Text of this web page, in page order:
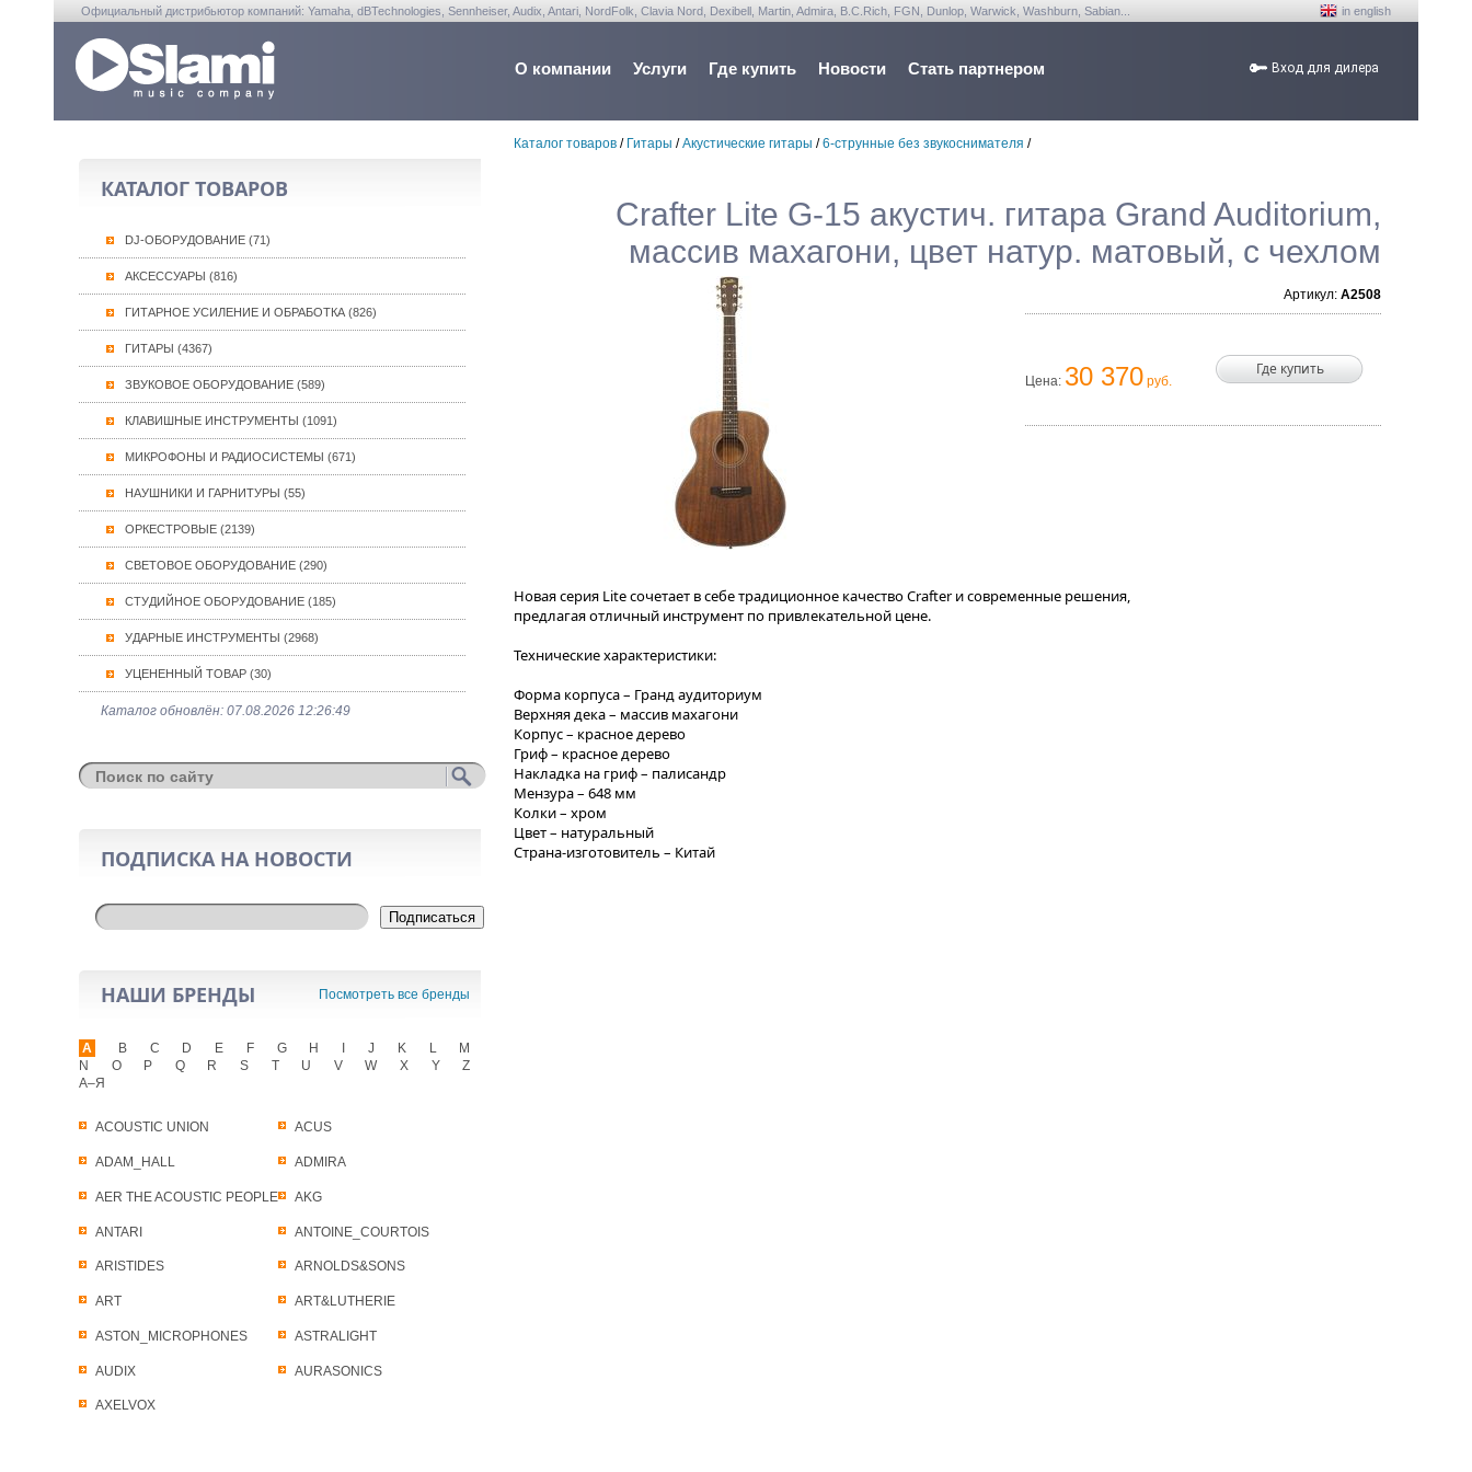
Официальный дистрибьютор компаний: Yamaha, dBTechnologies, Sennheiser, Audix, Antari, NordFolk, Clavia Nord, Dexibell, Martin, Admira, B.C.Rich, FGN, Dunlop, Warwick, Washburn, Sabian... in english
О компании Услуги Где купить Новости Стать партнером Вход для дилера
КАТАЛОГ ТОВАРОВ
DJ-ОБОРУДОВАНИЕ (71)
АКСЕССУАРЫ (816)
ГИТАРНОЕ УСИЛЕНИЕ И ОБРАБОТКА (826)
ГИТАРЫ (4367)
ЗВУКОВОЕ ОБОРУДОВАНИЕ (589)
КЛАВИШНЫЕ ИНСТРУМЕНТЫ (1091)
МИКРОФОНЫ И РАДИОСИСТЕМЫ (671)
НАУШНИКИ И ГАРНИТУРЫ (55)
ОРКЕСТРОВЫЕ (2139)
СВЕТОВОЕ ОБОРУДОВАНИЕ (290)
СТУДИЙНОЕ ОБОРУДОВАНИЕ (185)
УДАРНЫЕ ИНСТРУМЕНТЫ (2968)
УЦЕНЕННЫЙ ТОВАР (30)
Каталог обновлён: 07.08.2026 12:26:49
ПОДПИСКА НА НОВОСТИ
Подписаться
НАШИ БРЕНДЫ Посмотреть все бренды
A
ACOUSTIC UNION ACUS
ADAM_HALL ADMIRA
AER THE ACOUSTIC PEOPLE AKG
ANTARI ANTOINE_COURTOIS
ARISTIDES ARNOLDS&SONS
ART ART&LUTHERIE
ASTON_MICROPHONES ASTRALIGHT
AUDIX AURASONICS
AXELVOX
B C D E F G H J K L
M
N
O P Q R S T U V W X Y
Z
А–Я
Каталог товаров / Гитары /Акустические гитары /6-струнные без звукоснимателя /
Crafter Lite G-15 акустич. гитара Grand Auditorium,
массив махагони, цвет натур. матовый, c чехлом
Артикул: A2508
Цена: 30 370 руб.
Где купить
Новая серия Lite сочетает в себе традиционное качество Crafter и современные решения,
предлагая отличный инструмент по привлекательной цене.
Технические характеристики:
Форма корпуса – Гранд аудиториум
Верхняя дека – массив махагони
Корпус – красное дерево
Гриф – красное дерево
Накладка на гриф – палисандр
Мензура – 648 мм
Колки – хром
Цвет – натуральный
Страна-изготовитель – Китай